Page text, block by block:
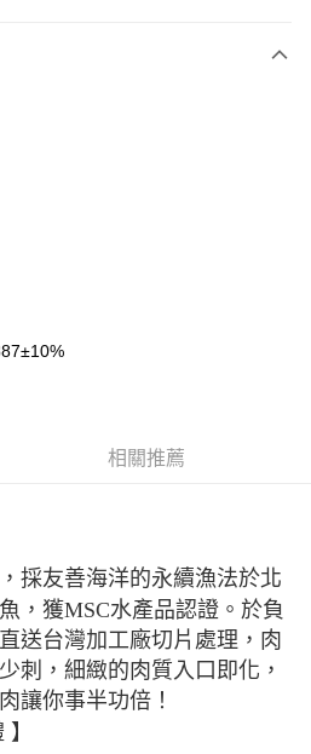
期的期數、繳款截止日，確認付款後即完
，表示未達大哥付你分期系統評分，恕無
哥付你分期」於每月結算日後寄送繳費提
擇「超商條碼／台灣大直營門市／銀行轉
等通路繳費。
限公司」（以下簡稱本公司）所提供，讓
卡、不需儲值。
證，即可結帳。
再付款。
】
後付」後，將跳轉至「AFTEE先享後付」
額後，即可完成結帳。
費通知簡訊。
點擊此簡訊中的連結，可透過四大超商／
付款，方視為交易完成。
2999元，超過請選宅配)(離島
以上)免運費
金額最高到2999元，超過請選
相關推薦
採友善海洋的永續漁法於北
， 獲MSC水產品認證。於負
送台灣加工廠切片處理， 肉
刺，細緻的肉質入口即化，
讓你事半功倍！